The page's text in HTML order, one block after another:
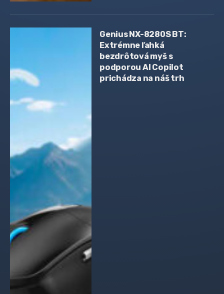
Genius NX-8280S BT:
Extrémne ľahká
bezdrôtová myš s
podporou AI Copilot
prichádza na náš trh